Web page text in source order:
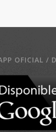
OFICIAL /